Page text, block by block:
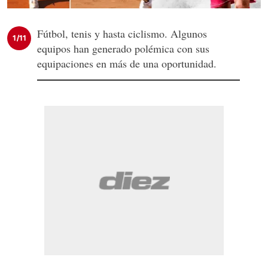
1/11
Fútbol, tenis y hasta ciclismo. Algunos
equipos han generado polémica con sus
equipaciones en más de una oportunidad.